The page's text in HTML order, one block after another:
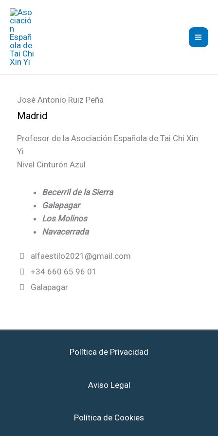
contenido
José Antonio Ruiz Peña
Madrid
Profesor de la Asociación Española de Tai Chi Xin
Yi
Nivel Cinturón Azul
Becerril de la Sierra
Galapagar
Los Molinos
Navacerrada
alfaestilo2021@gmail.com
+34 660 65 96 01
Galapagar
Política de Privacidad
Aviso Legal
Política de Cookies